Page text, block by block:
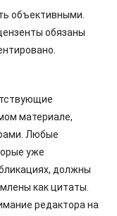
объективными.
обязаны
материале,
Любые
уже
должны
как цитаты.
редактора на